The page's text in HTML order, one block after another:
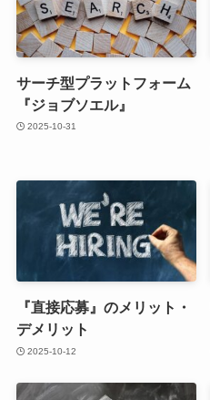
サーチ型プラットフォーム
『ジョブソエル』
2025-10-31
『直接応募』のメリット・
デメリット
2025-10-12